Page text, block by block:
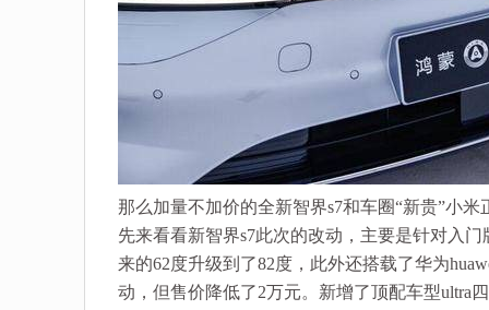
那么加量不加价的全新智界s7和车圈“新贵”小
先来看看新智界s7此次的改动，主要是针对入
来的62度升级到了82度，此外还搭载了华为
动，但售价降低了2万元。新增了顶配车型ultra